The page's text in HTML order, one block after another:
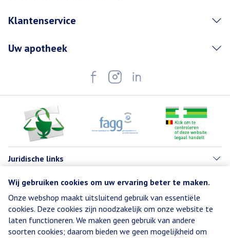
Wij gebruiken cookies om uw ervaring beter te maken.
Onze webshop maakt uitsluitend gebruik van essentiële
cookies. Deze cookies zijn noodzakelijk om onze website te
laten functioneren. We maken geen gebruik van andere
soorten cookies; daarom bieden we geen mogelijkheid om
Klantenservice
Uw apotheek
Juridische links